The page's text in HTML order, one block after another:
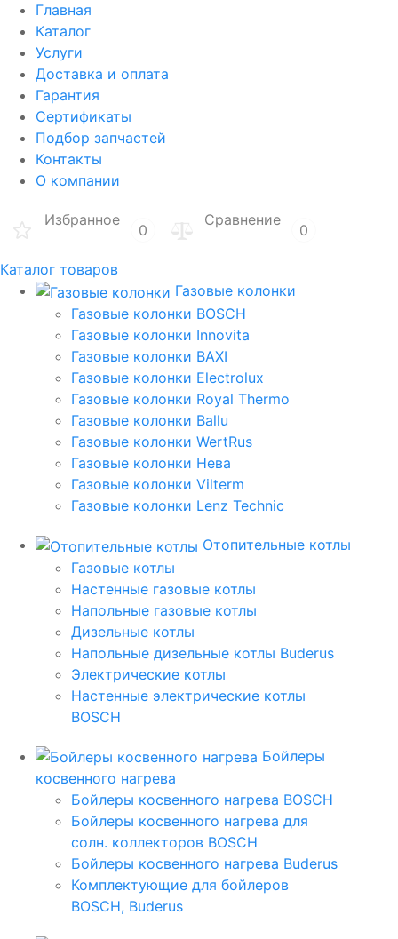
Главная
Каталог
Услуги
Доставка и оплата
Гарантия
Сертификаты
Подбор запчастей
Контакты
О компании
Избранное
0
Сравнение
0
Каталог товаров
Газовые колонки
Газовые колонки BOSCH
Газовые колонки Innovita
Газовые колонки BAXI
Газовые колонки Electrolux
Газовые колонки Royal Thermo
Газовые колонки Ballu
Газовые колонки WertRus
Газовые колонки Нева
Газовые колонки Vilterm
Газовые колонки Lenz Technic
Отопительные котлы
Газовые котлы
Настенные газовые котлы
Напольные газовые котлы
Дизельные котлы
Напольные дизельные котлы Buderus
Электрические котлы
Настенные электрические котлы
BOSCH
Бойлеры
косвенного нагрева
Бойлеры косвенного нагрева BOSCH
Бойлеры косвенного нагрева для
солн. коллекторов BOSCH
Бойлеры косвенного нагрева Buderus
Комплектующие для бойлеров
BOSCH, Buderus